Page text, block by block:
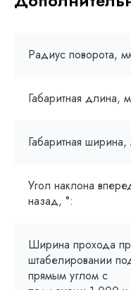
Радиус поворота,
Габаритная длина,
Габаритная
Угол наклона
назад, °:
Ширина прохода
штабелировании
прямым углом с